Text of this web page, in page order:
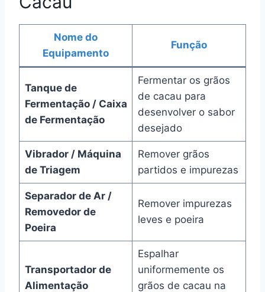
Nome do
Equipamento
Função
Tanque de
Fermentação / Caixa
de Fermentação
Fermentar os grãos
de cacau para
desenvolver o sabor
desejado
Vibrador / Máquina
de Triagem
Remover grãos
partidos e impurezas
Separador de Ar /
Removedor de
Poeira
Remover impurezas
leves e poeira
Transportador de
Alimentação
Espalhar
uniformemente os
grãos de cacau na